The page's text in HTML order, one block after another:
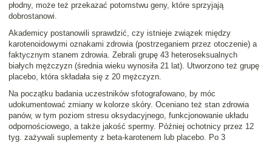
płodny, może też przekazać potomstwu geny, które sprzyjają
dobrostanowi.
Akademicy postanowili sprawdzić, czy istnieje związek między
karotenoidowymi oznakami zdrowia (postrzeganiem przez otoczenie) a
faktycznym stanem zdrowia. Zebrali grupę 43 heteroseksualnych
białych mężczyzn (średnia wieku wynosiła 21 lat). Utworzono też grupę
placebo, która składała się z 20 mężczyzn.
Na początku badania uczestników sfotografowano, by móc
udokumentować zmiany w kolorze skóry. Oceniano też stan zdrowia
panów, w tym poziom stresu oksydacyjnego, funkcjonowanie układu
odpornościowego, a także jakość spermy. Później ochotnicy przez 12
tyg. zażywali suplementy z beta-karotenem lub placebo. Po 3